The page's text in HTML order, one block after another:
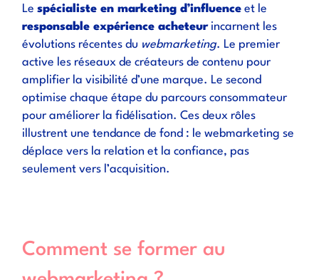
Lespécialiste en marketing d’influence et le
responsable expérience acheteurincarnent les
évolutions récentes du webmarketing. Le premier
active les réseaux de créateurs de contenu pour
amplifier la visibilité d’une marque. Le second
optimise chaque étape du parcours consommateur
pour améliorer la fidélisation. Ces deux rôles
illustrent une tendance de fond : le webmarketing se
déplace vers la relation et la confiance, pas
seulement vers l’acquisition.
Comment se former au